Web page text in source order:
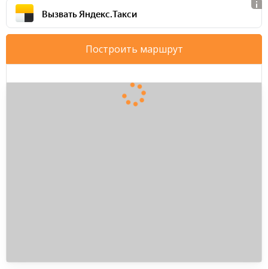
Вызвать Яндекс.Такси
Построить маршрут